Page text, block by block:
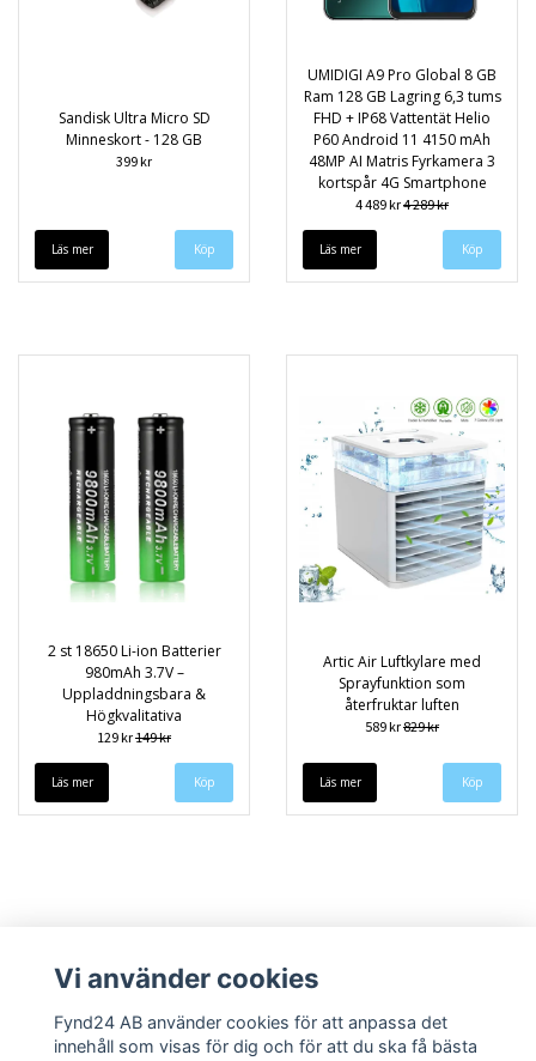
Sandisk Ultra Micro SD
Minneskort - 128 GB
399 kr
Läs mer
UMIDIGI A9 Pro Global 8 GB
Ram 128 GB Lagring 6,3 tums
FHD + IP68 Vattentät Helio
P60 Android 11 4150 mAh
48MP AI Matris Fyrkamera 3
kortspår 4G Smartphone
4 489 kr4 289 kr
Läs mer Köp
2 st 18650 Li-ion Batterier
980mAh 3.7V –
Uppladdningsbara &
Högkvalitativa
129 kr149 kr
Läs mer
Artic Air Luftkylare med
Sprayfunktion som
återfruktar luften
589 kr829 kr
Läs mer
Vi använder cookies
Fynd24 AB använder cookies för att anpassa det
innehåll som visas för dig och för att du ska få bästa